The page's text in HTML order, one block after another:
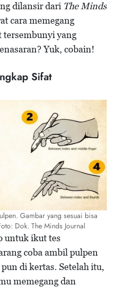
dilansir dari The Minds
cara memegang
tersembunyi yang
Yuk, cobain!
Sifat
Gambar yang sesuai bisa
Dok. The Minds Journal
untuk ikut tes
coba ambil pulpen
di kertas. Setelah itu,
memegang dan